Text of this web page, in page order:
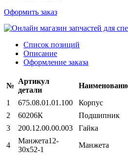
Оформить заказ
Список позиций
Описание
Оформление заказа
№
Артикул
детали
1 675.08.01.01.100
Корпус
2
60206К
Подшипник
3
200.12.00.00.003 Гайка
4
Манжета12-
30х52-1
Манжета